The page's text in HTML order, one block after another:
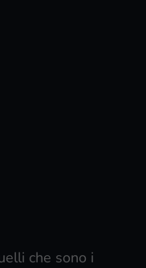
che sono i